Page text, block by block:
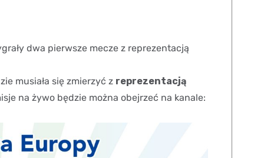
dwa pierwsze mecze z reprezentacją
musiała się zmierzyć z reprezentacją
na żywo będzie można obejrzeć na kanale: